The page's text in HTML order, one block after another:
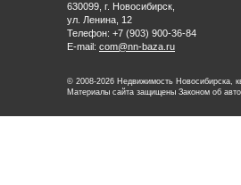
630099, г. Новосибирск,
ул. Ленина, 12
Телефон: +7 (903) 900-36-84
E-mail: com@nn-baza.ru
© 2008-2026 Недвижимость Новосибирска,
Материалы сайта защищены Законом об